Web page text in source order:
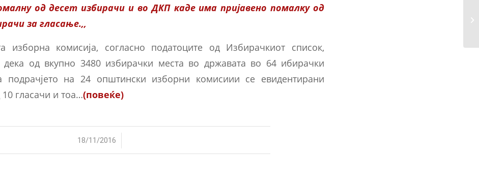
од десет избирачи и во ДКП каде има пријавено помалку од
за гласање.,,
изборна комисија, согласно податоците од Избирачкиот список,
дека од вкупно 3480 избирачки места во државата во 64 ибирачки
подрачјето на 24 општински изборни комисиии се евидентирани
гласачи и тоа…(повеќе)
18/11/2016
/